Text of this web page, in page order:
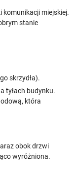
komunikacji miejskiej.
stanie
skrzydła).
tyłach budynku.
która
obok drzwi
wyróżniona.